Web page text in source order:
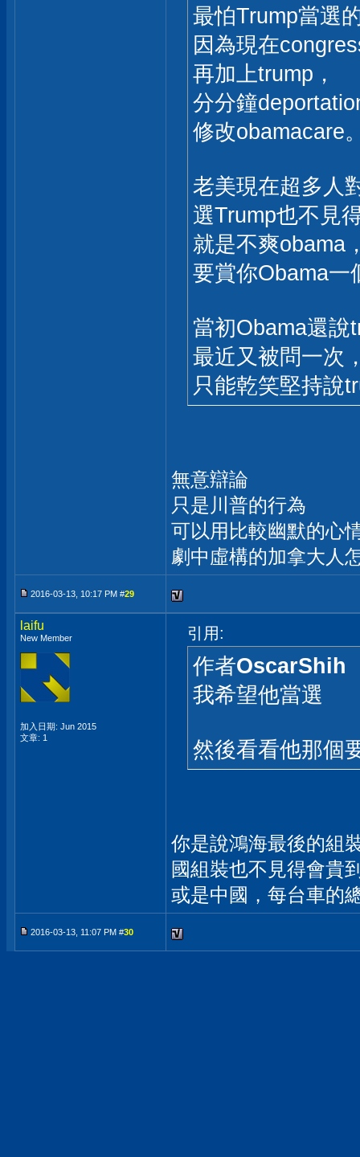
最怕Trump當選
因為現在
再加上trump，
分分鐘
修改obamacare
老美現在超多人
選Trump也不見
就是不爽obama
要賞你Obama一
當初Obama還說
最近又被問一次
只能乾笑堅持說
無意辯論
只是川普的行為
可以用比較幽默的心
劇中虛構的加拿大人
2016-03-13, 10:17 PM #29
laifu
New Member
加入日期: Jun 2015
文章: 1
引用:
作者OscarShih
我希望他當選
然後看看他那個
你是說鴻海最後的組
國組裝也不見得會貴
或是中國，每台車的
2016-03-13, 11:07 PM #30